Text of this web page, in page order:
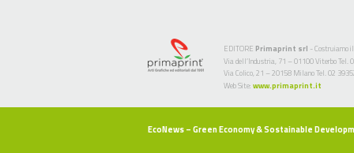
EDITORE Primaprint srl - Costruiamo
Via dell’Industria, 71 – 01100 Viterbo
Via Colico, 21 – 20158 Milano Tel. 02
Web Site: www.primaprint.it
EcoNews– Green Economy & Sostainable